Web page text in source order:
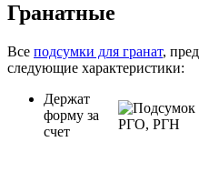
Гранатные
Все подсумки для гранат,
следующие характеристики:
Держат
форму за
счет